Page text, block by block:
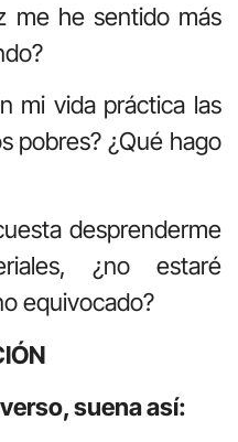
me he sentido más
mi vida práctica las
pobres? ¿Qué hago
desprenderme
¿no estaré
equivocado?
suena así: